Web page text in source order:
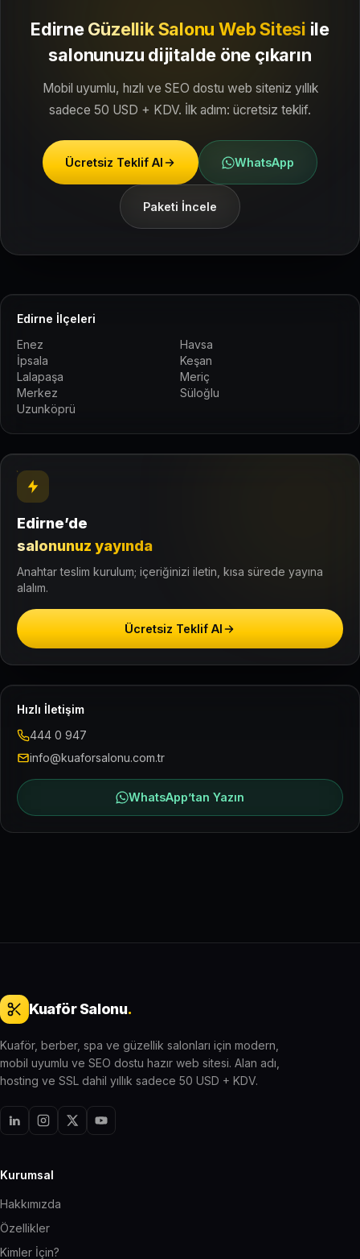
EdirneGüzellik Salonu Web Sitesi ile
salonunuzu dijitalde öne çıkarın
Mobil uyumlu, hızlı ve SEO dostu web siteniz yıllık
sadece 50 USD + KDV. İlk adım: ücretsiz teklif.
Ücretsiz Teklif Al WhatsApp
Paketi İncele
Edirne İlçeleri
Enez
Havsa
İpsala
Keşan
Lalapaşa
Meriç
Merkez
Süloğlu
Uzunköprü
Edirne’de
salonunuz yayında
Anahtar teslim kurulum; içeriğinizi iletin, kısa sürede yayına
alalım.
Ücretsiz Teklif Al
Hızlı İletişim
444 0 947
info@kuaforsalonu.com.tr
WhatsApp’tan Yazın
Kuaför Salonu.
Kuaför, berber, spa ve güzellik salonları için modern,
mobil uyumlu ve SEO dostu hazır web sitesi. Alan adı,
hosting ve SSL dahil yıllık sadece 50 USD + KDV.
Kurumsal
Hakkımızda
Özellikler
Kimler İçin?